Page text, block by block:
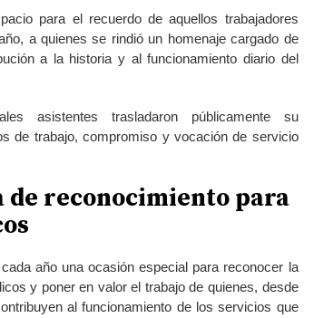
para el recuerdo de aquellos trabajadores
a quienes se rindió un homenaje cargado de
a la historia y al funcionamiento diario del
asistentes trasladaron públicamente su
de trabajo, compromiso y vocación de servicio
de reconocimiento para
año una ocasión especial para reconocer la
y poner en valor el trabajo de quienes, desde
al funcionamiento de los servicios que